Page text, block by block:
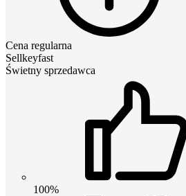
Cena regularna
Sellkeyfast
Świetny sprzedawca
100%